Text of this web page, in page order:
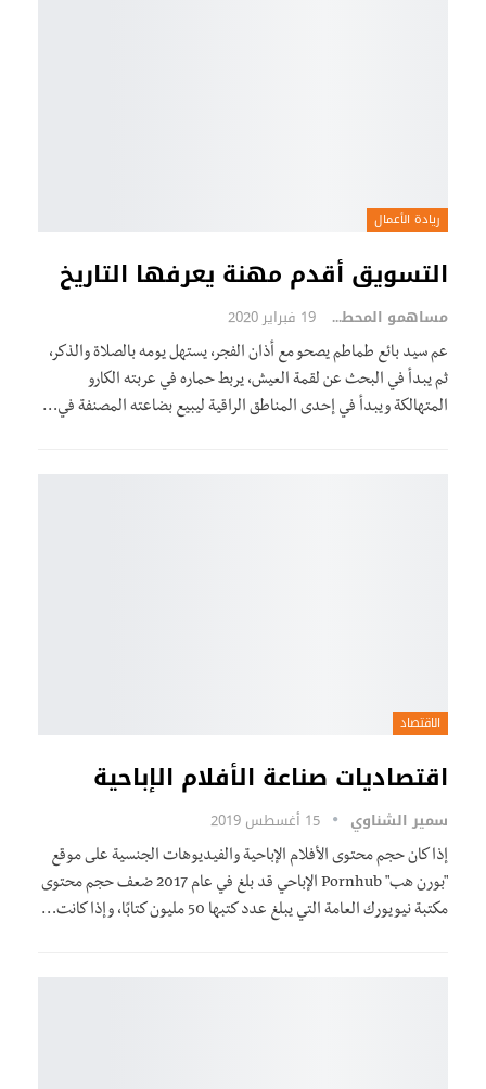
ريادة الأعمال
التسويق أقدم مهنة يعرفها التاريخ
مساهمو المحطة 19 فبراير 2020
عم سيد بائع طماطم يصحو مع أذان الفجر، يستهل يومه بالصلاة والذكر،
ثم يبدأ في البحث عن لقمة العيش، يربط حماره في عربته الكارو
المتهالكة ويبدأ في إحدى المناطق الراقية ليبيع بضاعته المصنفة في…
الاقتصاد
اقتصاديات صناعة الأفلام الإباحية
سمير الشناوي 15 أغسطس 2019
إذا كان حجم محتوى الأفلام الإباحية والفيديوهات الجنسية على موقع
"بورن هب" Pornhub الإباحي قد بلغ في عام 2017 ضعف حجم محتوى
مكتبة نيويورك العامة التي يبلغ عدد كتبها 50 مليون كتابًا، وإذا كانت…